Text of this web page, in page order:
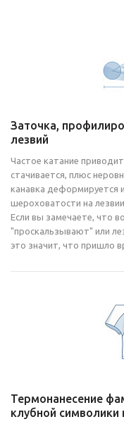
Заточка,
лезвий
Частое катание
стачивается, плюс
канавка деформируется
шероховатости на
Если вы замечаете, что
"проскальзывают" или
это значит, что пришло
Термонанесение
клубной